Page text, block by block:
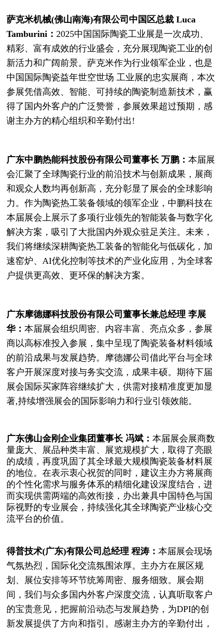
萨克米机械(佛山南海)有限公司中国区总裁 Luca
Tamburini： 2025中国国际陶瓷工业展是一次成功、
精彩、富有成效的行业盛会，充分展现陶瓷工业的创
新活力和广阔前景。萨克米作为行业领军企业，也是
中国国际陶瓷益年世空世场 工业展的忠实展商，本次
参展凭借高效、智能、可持续的陶瓷制造新技术，赢
得了国内外客户的广泛赞誉，参展效果超过预期，感
谢主办方的精心组织和辛勤付出!
广东中鹏热能科技股份有限公司董事长 万鹏：本届展
会汇聚了全球陶瓷行业的前沿技术与创新成果，展商
和观众人数均再创新高，充分彰显了展会的全球影响
力。作为陶瓷热工装备领域的领军企业，中鹏科技在
本届展会上展示了多项行业领先的智能装备与数字化
解决方案，吸引了大批国内外观众驻足关注。未来，
我们将继续深耕陶瓷热工装备的智能化与低碳化，加
速窑炉、AI优化控制等技术的产业化应用，为全球客
户提供更高效、更环保的解决方案。
广东摩德娜科技股份有限公司董事长兼总经理 李展
华：本届展会组织周密、内容丰富、亮点众多，参展
商以高标准投入参展，集中呈现了陶瓷装备材料领域
的前沿成果与发展趋势。摩德娜公司借此平台与全球
客户开展深度对接与务实交流，成果丰硕。期待下届
展会国际买家阵容继续扩大，供需对接精准度更加显
著,持续增强展会的国际影响力和行业引领效能。
广东佛山金刚企业集团董事长 冯斌：本届展会展商数
量庞大、展品种类丰富、展览规模扩大，取得了亮眼
的成绩，再度巩固了其全球最大规模陶瓷装备材料展
的地位。在表示衷心祝贺的同时，建议主办方将展商
的个性化需求与服务体系的精细化建设深度结合，进
而实现供需两端的高效衔接，办出兼具中国特色与国
际视野的专业展会，持续强化其全球陶瓷产业核心交
流平台的价值。
得普技术(广东)有限公司总经理 程涛：本届展会现场
气氛热烈，国际化交流氛围浓厚。主办方在展区规
划、展位安排等环节统筹周密、服务细致。展会期
间，我们与众多国内外客户深度交流，认真听取客户
的宝贵意见，把握前沿动态与发展趋势，为DPI的创
新发展提供了方向和指引。感谢主办方的辛勤付出，